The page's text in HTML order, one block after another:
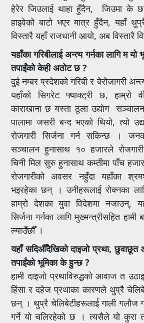
हेरेर जिउलाई थाहा हुँदैन, जिउमा के
हाइवेको बाटो भएर मात्र हुँदैन, यहाँ
विस्तारै यहाँ राजधानी आयो, अब
यहाँका गरिबीलाई अन्त्य गर्नका लागि म
तपाईंको केही अठोट छ ?
दुई नम्बर प्रदेशको गरिबी र बेरोजागरी
यहाँको सिगरेट फ्याक्ट्री छ, हाम्रो
काराखाना छ यस्ता ठूला उद्योग
पालामा जसरी बन्द भएको थियो, त्यो
रोजगारी सिर्जना गर्न सकिन्छ ।
सञ्चालन हुनासाथ १० हजारले
चिनी मिल सुरु हुनासाथ कम्तीमा पाँच
रोजगारीको अवसर नहुँदा यहाँका
भइरहेका छन् । उनीहरूलाई रोक्नका
हाम्रो देशका युवा विदेशमा नजाउन्,
सिर्जना गर्नका लागि मुख्मन्त्रीसहित
ल्याउँछौँ ।
यहाँ सदिऔँदेखिको दाइजो प्रथा, छुवाछूत
तपाईंको भूमिका के हुन्छ ?
हामी दाइजो प्रथाविरुद्धको आवाज त
हिंसा र दहेज प्रथाका कारणले थुप्रै
छन् । थुप्रै चेलिबेटीहरूलाई गाली गलौज
गर्ने यो चलिरहेको छ । त्यसैले यो कुरा